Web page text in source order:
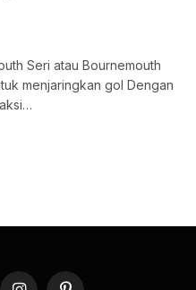
Seri atau Bournemouth
menjaringkan gol Dengan